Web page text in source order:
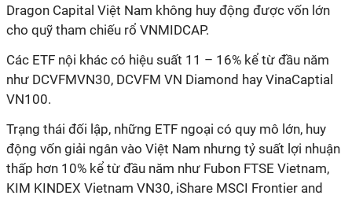
Dragon Capital Việt Nam không huy động được vốn lớn
cho quỹ tham chiếu rổ VNMIDCAP.
Các ETF nội khác có hiệu suất 11 – 16% kể từ đầu năm
như DCVFMVN30, DCVFM VN Diamond hay VinaCaptial
VN100.
Trạng thái đối lập, những ETF ngoại có quy mô lớn, huy
động vốn giải ngân vào Việt Nam nhưng tỷ suất lợi nhuận
thấp hơn 10% kể từ đầu năm như Fubon FTSE Vietnam,
KIM KINDEX Vietnam VN30, iShare MSCI Frontier and